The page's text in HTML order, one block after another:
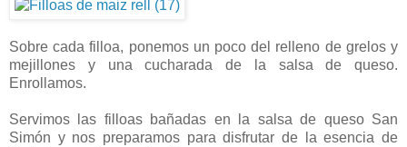
Sobre cada filloa, ponemos un poco del relleno de grelos y
mejillones y una cucharada de la salsa de queso.
Enrollamos.
Servimos las filloas bañadas en la salsa de queso San
Simón y nos preparamos para disfrutar de la esencia de